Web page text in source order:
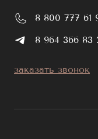
8 800 777 61
8 964 366 83
заказать звонок